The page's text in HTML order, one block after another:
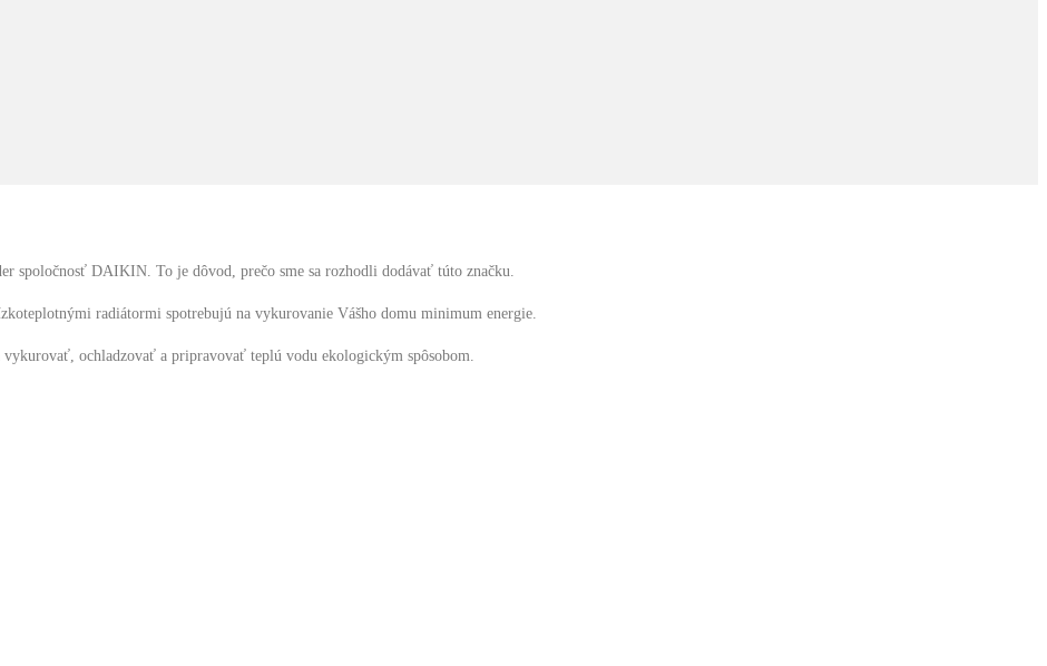
spoločnosť DAIKIN. To je dôvod, prečo sme sa rozhodli dodávať túto značku.
radiátormi spotrebujú na vykurovanie Vášho domu minimum energie.
ochladzovať a pripravovať teplú vodu ekologickým spôsobom.